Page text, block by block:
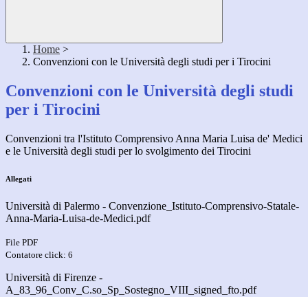
Home >
Convenzioni con le Università degli studi per i Tirocini
Convenzioni con le Università degli studi
per i Tirocini
Convenzioni tra l'Istituto Comprensivo Anna Maria Luisa de' Medici
e le Università degli studi per lo svolgimento dei Tirocini
Allegati
Università di Palermo - Convenzione_Istituto-Comprensivo-Statale-
Anna-Maria-Luisa-de-Medici.pdf
File PDF
Contatore click: 6
Università di Firenze -
A_83_96_Conv_C.so_Sp_Sostegno_VIII_signed_fto.pdf